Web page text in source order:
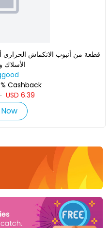
الأسلاك
Cashback
USD 6.39